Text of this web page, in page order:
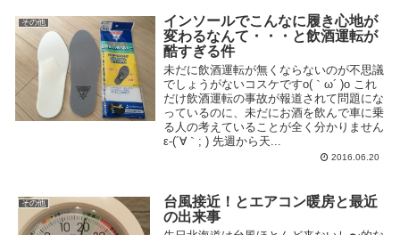
その他
インソールでこんなに履き心地が
変わるなんて・・・と飲酒運転が
酷すぎる件
未だに飲酒運転が無くならないのが不思議
でしょうがないコスケですo(｀ω´ )o これ
だけ飲酒運転の事故が報道されて問題にな
っているのに、未だにお酒を飲んで車に乗
る人の考えていることが全く分かりません
ε-(´∀｀; ) 先週から天...
2016.06.20
その他
台風接近！とエアコン暖房と最近
の出来事